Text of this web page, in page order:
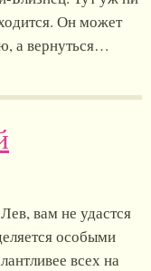
Он может
а вернуться…
вам не удастся
особыми
всех на